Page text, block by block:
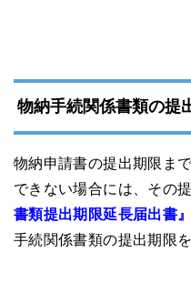
物納手続関係書類の提
物納申請書の提出期限ま
できない場合には、その
書類提出期限延長届出書』
手続関係書類の提出期限